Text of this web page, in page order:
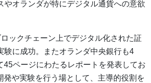
やオランダが特にデジタル通貨への意欲
ックチェーン上でデジタル化された証
験に成功。またオランダ中央銀行も4
45ページにわたるレポートを発表してお
発や実験を行う場として、主導的役割を